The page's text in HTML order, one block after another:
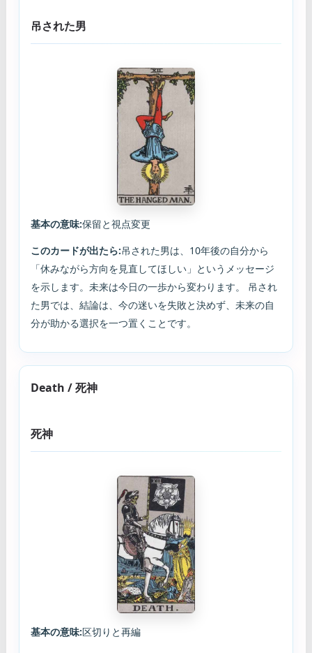
吊された男
基本の意味:保留と視点変更
このカードが出たら:吊された男は、10年後の自分から
「休みながら方向を見直してほしい」というメッセージ
を示します。未来は今日の一歩から変わります。 吊され
た男では、結論は、今の迷いを失敗と決めず、未来の自
分が助かる選択を一つ置くことです。
Death / 死神
死神
基本の意味:区切りと再編